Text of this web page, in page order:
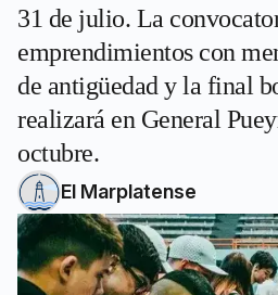
31 de julio. La
emprendimientos con
de antigüedad y la final
realizará en General
octubre.
El Marplatense